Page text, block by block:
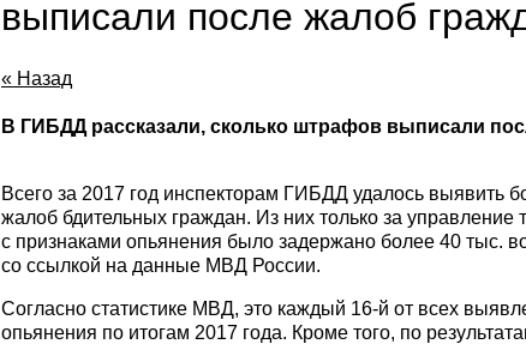
выписали после жалоб
« Назад
В ГИБДД рассказали, сколько штрафов выписали
Всего за 2017 год инспекторам ГИБДД удалось выявить
жалоб бдительных граждан. Из них только за управление
с признаками опьянения было задержано более 40 тыс.
со ссылкой на данные МВД России.
Согласно статистике МВД, это каждый 16-й от всех
опьянения по итогам 2017 года. Кроме того, по